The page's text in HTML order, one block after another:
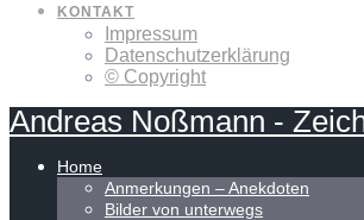
KONTAKT
Impressum
Datenschutzerklärung
© Copyright
Andreas Noßmann -
Home
Anmerkungen – Anekdoten
Bilder von unterwegs